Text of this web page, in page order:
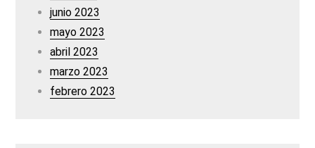
junio 2023
mayo 2023
abril 2023
marzo 2023
febrero 2023